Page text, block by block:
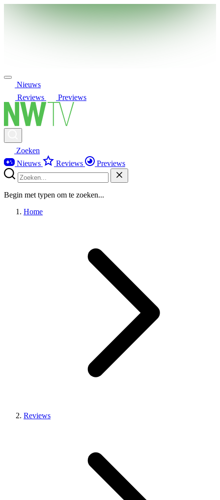
Nieuws
Reviews
Previews
Zoeken
Nieuws
Reviews Previews
Begin met typen om te zoeken...
Home
Reviews